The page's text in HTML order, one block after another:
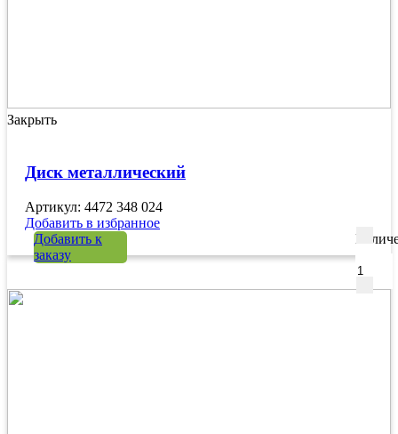
Закрыть
Диск металлический
Артикул: 4472 348 024
Добавить в избранное
Добавить к
заказу